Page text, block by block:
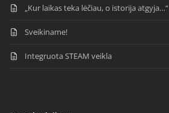
„Kur laikas teka lėčiau, o istorija atgyja…“
Sveikiname!
Integruota STEAM veikla